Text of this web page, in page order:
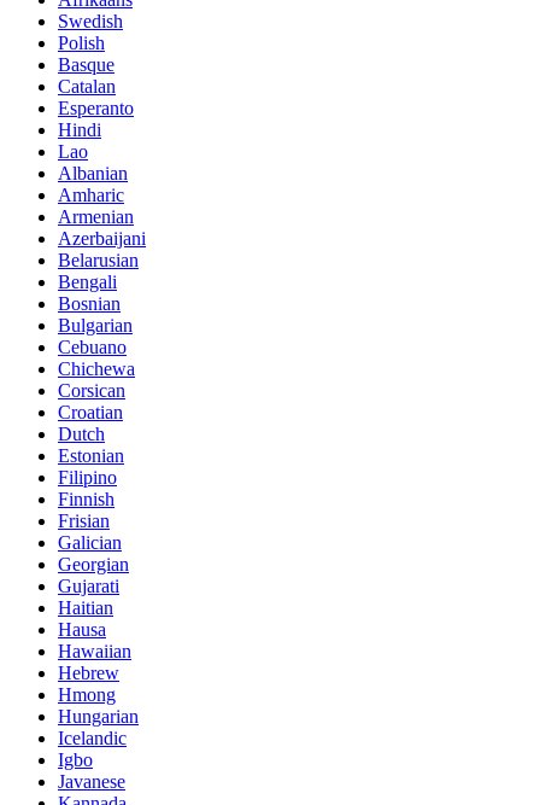
Swedish
Polish
Basque
Catalan
Esperanto
Hindi
Lao
Albanian
Amharic
Armenian
Azerbaijani
Belarusian
Bengali
Bosnian
Bulgarian
Cebuano
Chichewa
Corsican
Croatian
Dutch
Estonian
Filipino
Finnish
Frisian
Galician
Georgian
Gujarati
Haitian
Hausa
Hawaiian
Hebrew
Hmong
Hungarian
Icelandic
Igbo
Javanese